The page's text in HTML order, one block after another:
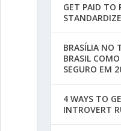
GET PAID TO
BRASÍLIA NO
BRASIL
SEGURO EM
4 WAYS TO
INTROVERT